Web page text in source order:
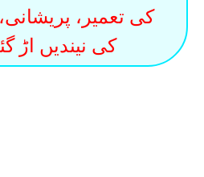
کی تعمیر،
کی نیندیں اڑ